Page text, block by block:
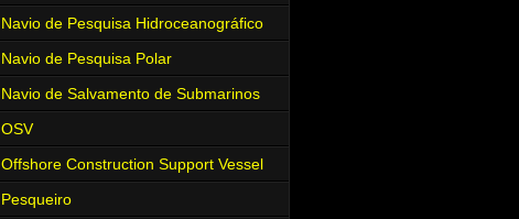
Navio de Pesquisa Hidroceanográfico
Navio de Pesquisa Polar
Navio de Salvamento de Submarinos
OSV
Offshore Construction Support Vessel
Pesqueiro